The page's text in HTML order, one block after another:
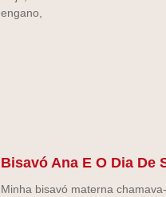
engano,
Bisavó Ana E O Dia De
Minha bisavó materna